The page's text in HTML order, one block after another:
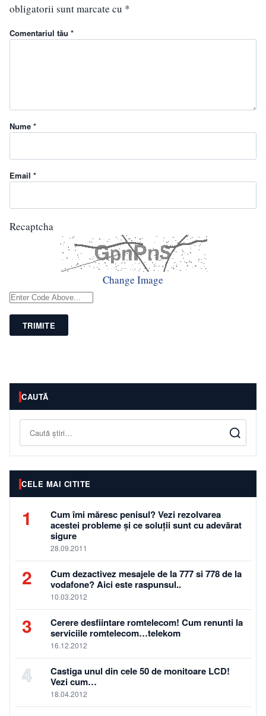
obligatorii sunt marcate cu *
Comentariul tău *
Nume *
Email *
Recaptcha
Change Image
TRIMITE
CAUTĂ
Caută
CELE MAI CITITE
1
Cum îmi măresc penisul? Vezi rezolvarea
acestei probleme și ce soluții sunt cu adevărat
sigure
28.09.2011
2
Cum dezactivez mesajele de la 777 si 778 de la
vodafone? Aici este raspunsul..
10.03.2012
3
Cerere desfiintare romtelecom! Cum renunti la
serviciile romtelecom…telekom
16.12.2012
4
Castiga unul din cele 50 de monitoare LCD!
Vezi cum…
18.04.2012